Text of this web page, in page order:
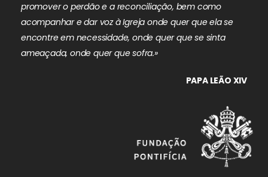
promover o perdão e a reconciliação, bem como
acompanhar e dar voz à Igreja onde quer que ela se
encontre em necessidade, onde quer que se sinta
ameaçada, onde quer que sofra.»
PAPA LEÃO XIV